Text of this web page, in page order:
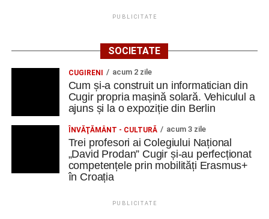
PUBLICITATE
SOCIETATE
CUGIRENI acum 2 zile
Cum și-a construit un informatician din
Cugir propria mașină solară. Vehiculul a
ajuns și la o expoziție din Berlin
ÎNVĂŢĂMÂNT - CULTURĂ acum 3 zile
Trei profesori ai Colegiului Național
„David Prodan” Cugir și-au perfecționat
competențele prin mobilități Erasmus+
în Croația
PUBLICITATE